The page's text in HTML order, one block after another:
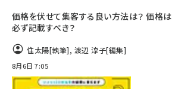
価格を伏せて集客する良い方法は？ 価格は
必ず記載すべき？
住太陽[執筆], 渡辺 淳子[編集]
8月6日 7:05